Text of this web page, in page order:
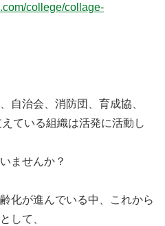
college/collage-
自治会、消防団、育成協、
ている組織は活発に活動し
ませんか？
化が進んでいる中、これから
して、